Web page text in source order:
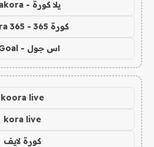
يلا كورة - yallakora
كورة 365 - kooora 365
اس جول - AS Goal
koora live
kora live
كورة لايف